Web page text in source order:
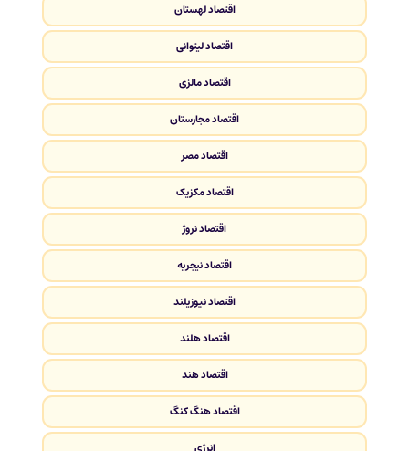
اقتصاد لهستان
اقتصاد لیتوانی
اقتصاد مالزی
اقتصاد مجارستان
اقتصاد مصر
اقتصاد مکزیک
اقتصاد نروژ
اقتصاد نیجریه
اقتصاد نیوزیلند
اقتصاد هلند
اقتصاد هند
اقتصاد هنگ کنگ